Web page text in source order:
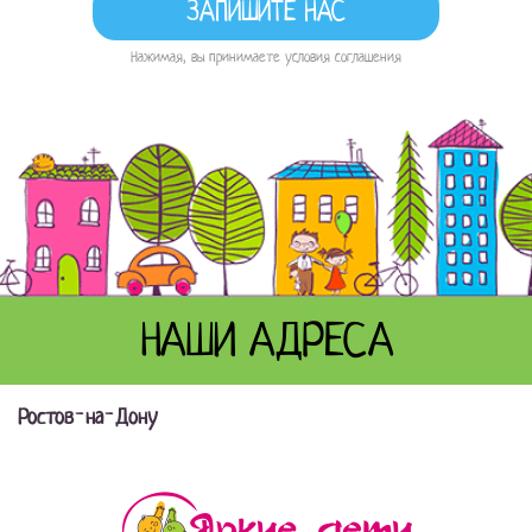
Нажимая, вы принимаете условия соглашения
НАШИ АДРЕСА
Ростов-на-Дону